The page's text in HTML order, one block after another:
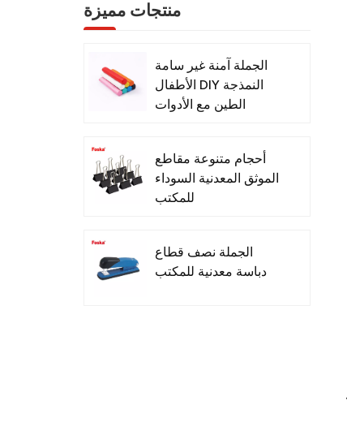
منتجات مميزة
الجملة آمنة غير سامة
الأطفال DIY النمذجة
الطين مع الأدوات
أحجام متنوعة مقاطع
الموثق المعدنية السوداء
للمكتب
الجملة نصف قطاع
دباسة معدنية للمكتب